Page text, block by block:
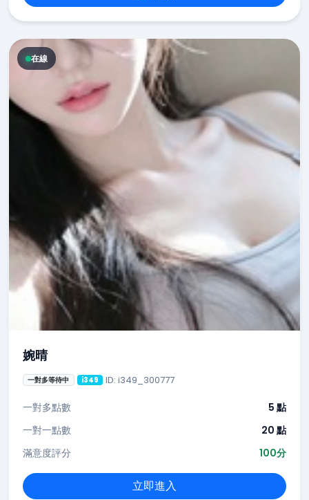
在線
婉晴
一對多等待中 i349 ID: i349_300777
一對多點數
5 點
一對一點數
20 點
滿意度評分
100分
立即進入